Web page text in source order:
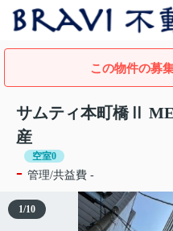
この物件の募
サムティ本町橋Ⅱ
産
空室0
- 管理/共益費 -
1/10